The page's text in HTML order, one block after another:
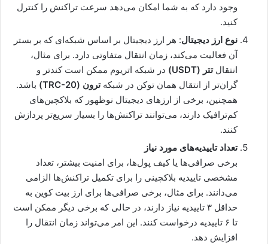
وجود دارد که به شما امکان می‌دهد سرعت تراکنش را کنترل
کنید.
نوع ارز دیجیتال: هر ارز دیجیتال بر اساس شبکه‌ای که بر بستر
آن فعالیت می‌کند، زمان انتقال متفاوتی دارد. برای مثال،
انتقالتتر (USDT)
در شبکه اتریوم ممکن است کندتر و
گران‌تر از انتقال همان توکن در شبکهترون (TRC-20)
باشد.
همچنین، برخی از ارزهای دیجیتال نوظهور که بلاکچین‌های
کم‌ترافیک دارند، می‌توانند تراکنش‌ها را بسیار سریع‌تر پردازش
کنند.
تعداد تاییدیه‌های مورد نیاز
برخی صرافی‌ها یا کیف پول‌ها، برای امنیت بیشتر، تعداد
مشخصی تاییدیه بلاکچینی را برای تکمیل تراکنش‌ها الزامی
می‌دانند. برای مثال، برخی صرافی‌ها برای ارز بیت کوین به
حداقل ۳ تاییدیه نیاز دارند، در حالی که برخی دیگر ممکن است
تا ۶ تاییدیه درخواست کنند. این امر می‌تواند زمان انتقال را
افزایش دهد.